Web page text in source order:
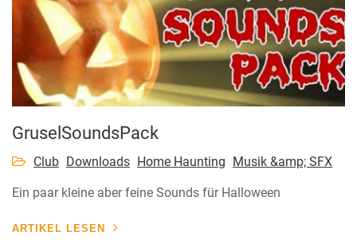
GruselSoundsPack
Club Downloads Home Haunting Musik &amp; SFX
Ein paar kleine aber feine Sounds für Halloween
ARTIKEL LESEN